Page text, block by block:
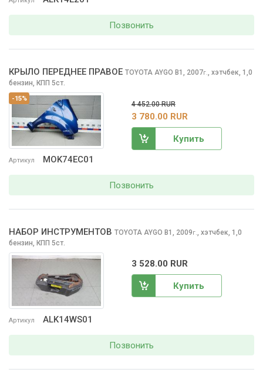
Позвонить
-15%
Артикул MOK74EC01
КРЫЛО ПЕРЕДНЕЕ ПРАВОЕ TOYOTA AYGO B1, 2007г., хэтчбек, 1,0
бензин, КПП 5ст.
4 452.00 RUR
3 780.00 RUR
Купить
Позвонить
Артикул ALK14WS01
НАБОР ИНСТРУМЕНТОВ TOYOTA AYGO B1, 2009г., хэтчбек, 1,0
бензин, КПП 5ст.
3 528.00 RUR
Купить
Позвонить